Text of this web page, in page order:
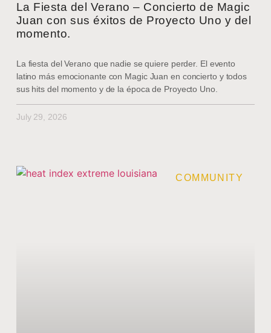
La Fiesta del Verano – Concierto de Magic
Juan con sus éxitos de Proyecto Uno y del
momento.
La fiesta del Verano que nadie se quiere perder. El evento
latino más emocionante con Magic Juan en concierto y todos
sus hits del momento y de la época de Proyecto Uno.
July 29, 2026
COMMUNITY